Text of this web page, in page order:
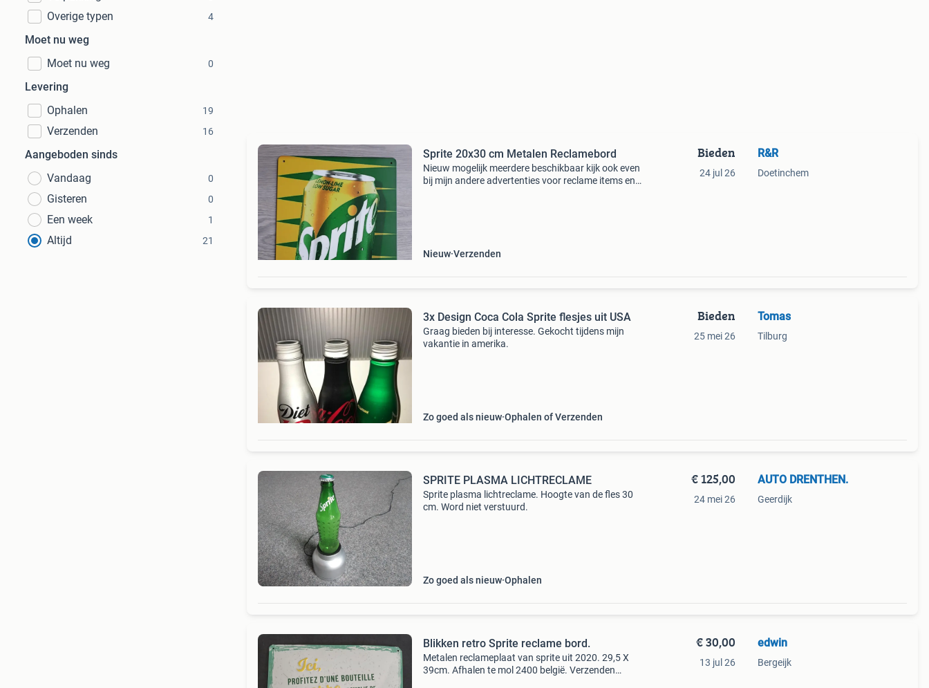
Overige typen 4
Moet nu weg
Moet nu weg
0
Levering
Ophalen
19
Verzenden 16
Aangeboden sinds
Vandaag
0
Gisteren 0
Een week 1
Altijd 21
Sprite 20x30 cm Metalen Reclamebord
Nieuw mogelijk meerdere beschikbaar kijk ook even
bij mijn andere advertenties voor reclame items en
Nieuw Verzenden
Bieden
24 jul 26
R&R
Doetinchem
3x Design Coca Cola Sprite flesjes uit USA
Graag bieden bij interesse. Gekocht tijdens mijn
vakantie in amerika.
Zo goed als nieuw Ophalen of Verzenden
Bieden
25 mei 26
Tomas
Tilburg
SPRITE PLASMA LICHTRECLAME
Sprite plasma lichtreclame. Hoogte van de fles 30
cm. Word niet verstuurd.
Zo goed als nieuw Ophalen
€ 125,00
24 mei 26
AUTO DRENTHEN.
Geerdijk
Blikken retro Sprite reclame bord.
Metalen reclameplaat van sprite uit 2020. 29,5 X
39cm. Afhalen te mol 2400 belgië. Verzenden
€ 30,00
13 jul 26
edwin
Bergeijk